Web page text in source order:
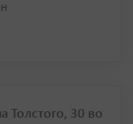
Толстого, 30 во